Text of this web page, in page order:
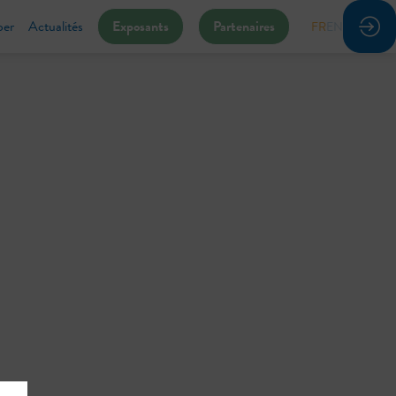
Actualités Exposants Partenaires FR